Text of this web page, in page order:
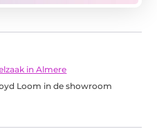
in Almere
Loom in de showroom